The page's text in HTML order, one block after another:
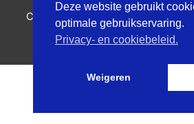
Copyright © 2026 Ilse Van der
Astra WordPress
Deze website gebruikt
optimale gebruikservaring.
Privacy- en cookiebeleid.
Weigeren